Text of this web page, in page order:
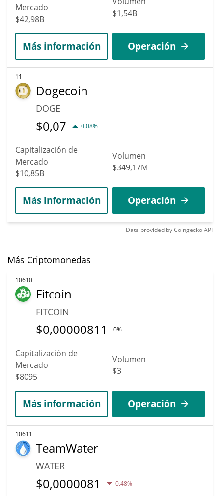
Mercado
$42,98B
$1,54B
Más información Operación
11
Dogecoin
DOGE
$0,07 0.08%
Capitalización de
Mercado
$10,85B
Volumen
$349,17M
Más información Operación
Data provided byCoingeckoAPI
Más Criptomonedas
10610
Fitcoin
FITCOIN
$0,00000811 0%
Capitalización de
Mercado
$8095
Volumen
$3
Más información Operación
10611
TeamWater
WATER
$0,0000081 0.48%